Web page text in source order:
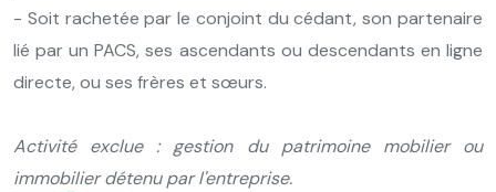
- Soit rachetée par le conjoint du cédant, son partenaire
lié par un PACS, ses ascendants ou descendants en ligne
directe, ou ses frères et sœurs.
Activité exclue : gestion du patrimoine mobilier ou
immobilier détenu par l'entreprise.